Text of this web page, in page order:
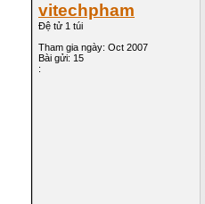
vitechpham
Đệ tử 1 túi
Tham gia ngày: Oct 2007
Bài gửi: 15
: